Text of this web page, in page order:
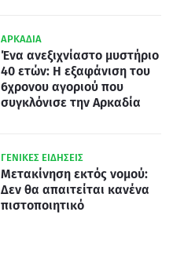
ΑΡΚΑΔΙΑ
Ένα ανεξιχνίαστο μυστήριο
40 ετών: Η εξαφάνιση του
6χρονου αγοριού που
συγκλόνισε την Αρκαδία
ΓΕΝΙΚΕΣ ΕΙΔΗΣΕΙΣ
Μετακίνηση εκτός νομού:
Δεν θα απαιτείται κανένα
πιστοποιητικό